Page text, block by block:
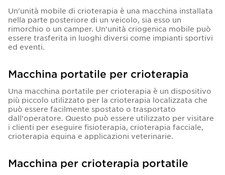
Un'unità mobile di crioterapia è una macchina installata
nella parte posteriore di un veicolo, sia esso un
rimorchio o un camper. Un'unità criogenica mobile può
essere trasferita in luoghi diversi come impianti sportivi
ed eventi.
Macchina portatile per crioterapia
Una macchina portatile per crioterapia è un dispositivo
più piccolo utilizzato per la crioterapia localizzata che
può essere facilmente spostato o trasportato
dall'operatore. Questo può essere utilizzato per visitare
i clienti per eseguire fisioterapia, crioterapia facciale,
crioterapia equina e applicazioni veterinarie.
Macchina per crioterapia portatile